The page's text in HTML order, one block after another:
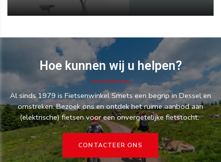
Hoe kunnen wij u helpen?
Al sinds 1979 is Fietsenwinkel Smets een begrip in Dessel en
omstreken. Bezoek ons en ontdek het ruime aanbod aan
(elektrische) fietsen voor een onvergetelijke fietstocht.
CONTACTEER ONS